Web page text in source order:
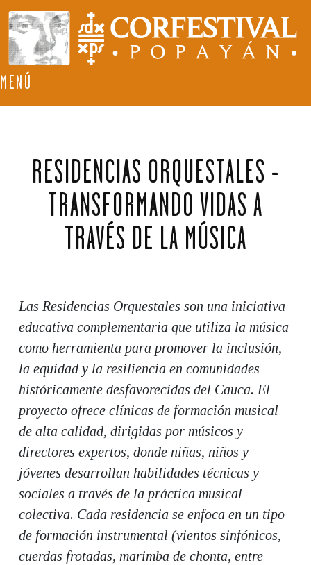
MENÚ
RESIDENCIAS ORQUESTALES -
TRANSFORMANDO VIDAS A
TRAVÉS DE LA MÚSICA
Las Residencias Orquestales son una iniciativa
educativa complementaria que utiliza la música
como herramienta para promover la inclusión,
la equidad y la resiliencia en comunidades
históricamente desfavorecidas del Cauca. El
proyecto ofrece clínicas de formación musical
de alta calidad, dirigidas por músicos y
directores expertos, donde niñas, niños y
jóvenes desarrollan habilidades técnicas y
sociales a través de la práctica musical
colectiva. Cada residencia se enfoca en un tipo
de formación instrumental (vientos sinfónicos,
cuerdas frotadas, marimba de chonta, entre